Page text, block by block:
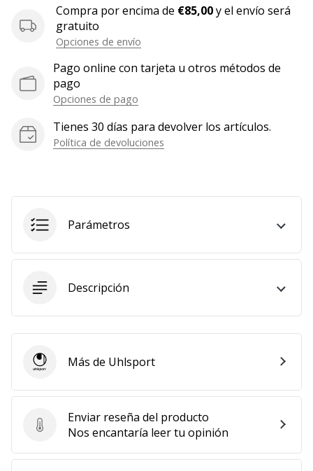
nuestro
equipo!
Mostrar
todos
artículos
Compra por encima de €85,00y el envío será
gratuito
Opciones de envío
Pago online con tarjeta u otros métodos de
pago
Opciones de pago
Tienes 30 días para devolver los artículos.
Política de devoluciones
Parámetros
Descripción
Enviar reseña del producto
Enviar reseña del producto
Nos encantaría leer tu opinión
UhlsportMás de Uhlsport